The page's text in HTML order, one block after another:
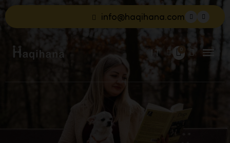
info@haqihana.com
IT